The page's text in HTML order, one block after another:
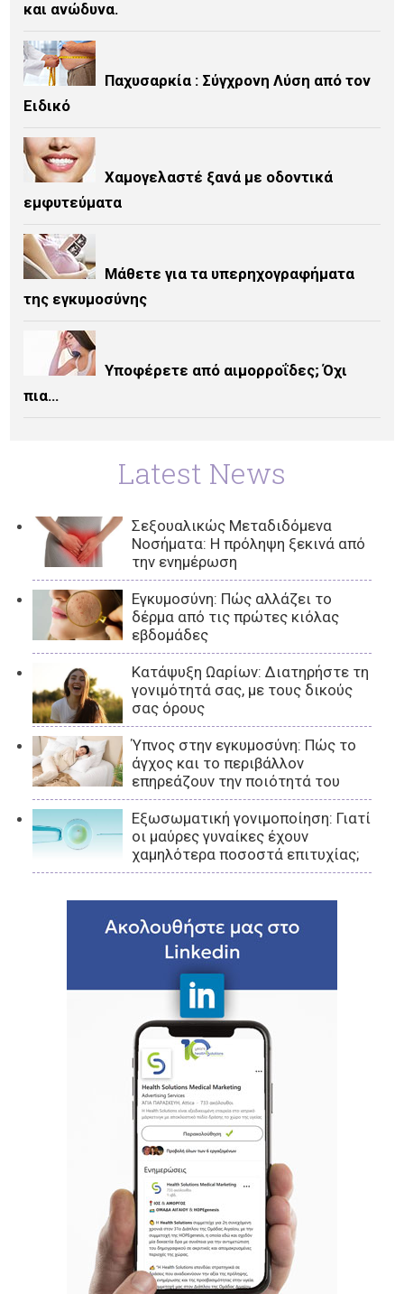
και ανώδυνα.
Παχυσαρκία : Σύγχρονη Λύση από τον
Ειδικό
Χαμογελαστέ ξανά με οδοντικά
εμφυτεύματα
Μάθετε για τα υπερηχογραφήματα
της εγκυμοσύνης
Υποφέρετε από αιμορροΐδες; Όχι
πια…
Latest News
Σεξουαλικώς Μεταδιδόμενα
Νοσήματα: Η πρόληψη ξεκινά από
την ενημέρωση
Εγκυμοσύνη: Πώς αλλάζει το
δέρμα από τις πρώτες κιόλας
εβδομάδες
Κατάψυξη Ωαρίων: Διατηρήστε τη
γονιμότητά σας, με τους δικούς
σας όρους
Ύπνος στην εγκυμοσύνη: Πώς το
άγχος και το περιβάλλον
επηρεάζουν την ποιότητά του
Εξωσωματική γονιμοποίηση: Γιατί
οι μαύρες γυναίκες έχουν
χαμηλότερα ποσοστά επιτυχίας;